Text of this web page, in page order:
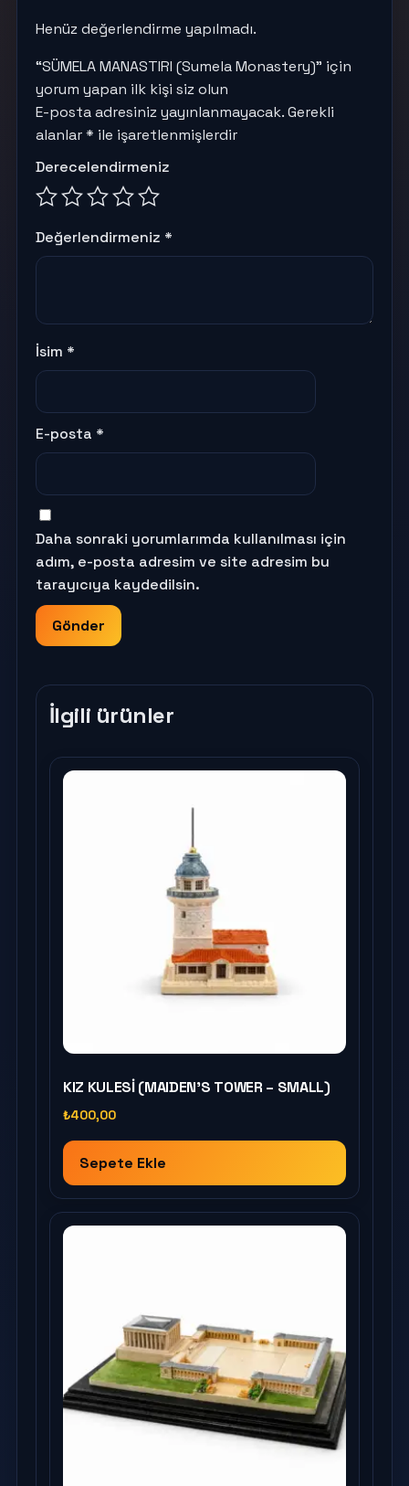
Henüz değerlendirme yapılmadı.
“SÜMELA MANASTIRI (Sumela Monastery)” için
yorum yapan ilk kişi siz olun
E-posta adresiniz yayınlanmayacak.Gerekli
alanlar* ile işaretlenmişlerdir
Derecelendirmeniz
Değerlendirmeniz *
İsim *
E-posta *
Daha sonraki yorumlarımda kullanılması için
adım, e-posta adresim ve site adresim bu
tarayıcıya kaydedilsin.
İlgili ürünler
KIZ KULESİ (MAIDEN’S TOWER – SMALL)
₺400,00
Sepete Ekle